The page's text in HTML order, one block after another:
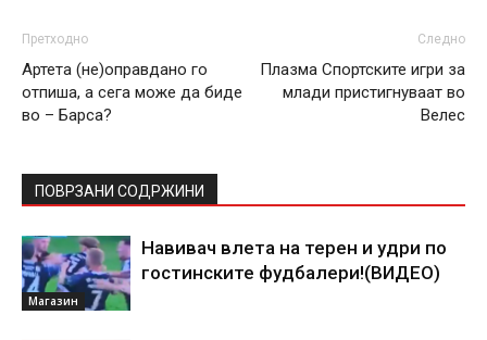
Претходно
Артета (не)оправдано го
отпиша, а сега може да биде
во – Барса?
Следно
Плазма Спортските игри за
млади пристигнуваат во
Велес
ПОВРЗАНИ СОДРЖИНИ
Магазин
Навивач влета на терен и удри по
гостинските фудбалери!(ВИДЕО)